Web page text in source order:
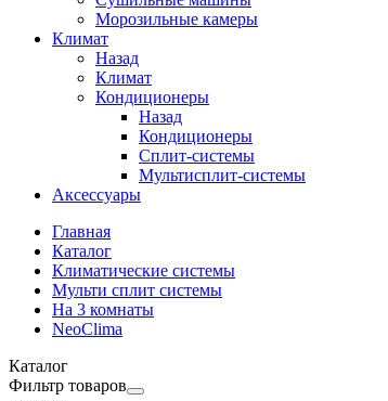
Морозильные камеры
Климат
Назад
Климат
Кондиционеры
Назад
Кондиционеры
Сплит-системы
Мультисплит-системы
Аксессуары
Главная
Каталог
Климатические системы
Мульти сплит системы
На 3 комнаты
NeoClima
Каталог
Фильтр товаров